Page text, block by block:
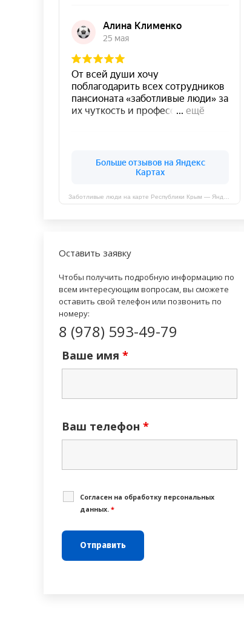
Оставить заявку
Чтобы получить подробную информацию по
всем интересующим вопросам, вы сможете
оставить свой телефон или позвонить по
номеру:
8 (978) 593-49-79
Ваше имя *
Ваш телефон *
Cогласен на обработку персональных
данных. *